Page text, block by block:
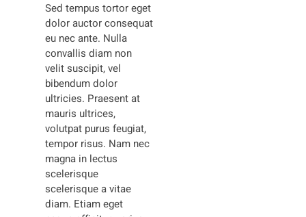
Sed tempus tortor eget
dolor auctor consequat
eu nec ante. Nulla
convallis diam non
velit suscipit, vel
bibendum dolor
ultricies. Praesent at
mauris ultrices,
volutpat purus feugiat,
tempor risus. Nam nec
magna in lectus
scelerisque
scelerisque a vitae
diam. Etiam eget